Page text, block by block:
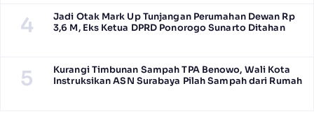
4
Jadi Otak Mark Up Tunjangan Perumahan Dewan Rp
3,6 M, Eks Ketua DPRD Ponorogo Sunarto Ditahan
5
Kurangi Timbunan Sampah TPA Benowo, Wali Kota
Instruksikan ASN Surabaya Pilah Sampah dari Rumah